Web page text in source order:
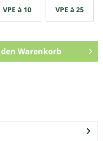
VPE à 10 VPE à 25
Warenkorb